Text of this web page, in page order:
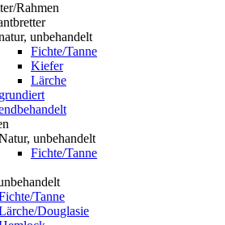
Rahmen
unbehandelt
Fichte/Tanne
Kiefer
Lärche
grundiert
unbehandelt
Fichte/Tanne
Tanne
Douglasie